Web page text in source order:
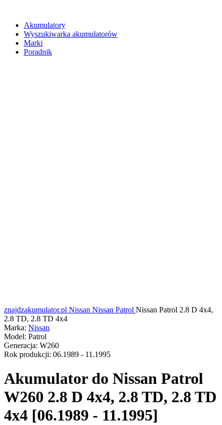
Akumulatory
Wyszukiwarka akumulatorów
Marki
Poradnik
znajdzakumulator.pl Nissan Nissan Patrol Nissan Patrol 2.8 D 4x4,
2.8 TD, 2.8 TD 4x4
Marka: Nissan
Model: Patrol
Generacja: W260
Rok produkcji: 06.1989 - 11.1995
Akumulator do Nissan Patrol
W260 2.8 D 4x4, 2.8 TD, 2.8 TD
4x4 [06.1989 - 11.1995]